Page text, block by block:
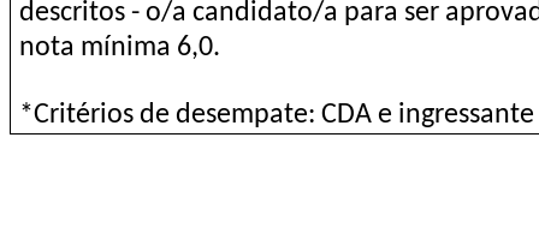
descritos - o/a candidato/a para ser
nota mínima 6,0.
*Critérios de desempate: CDA e